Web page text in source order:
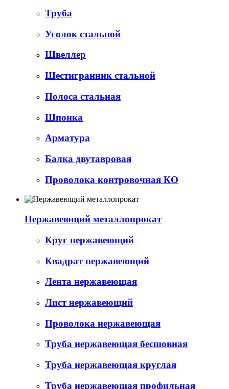
Труба
Уголок стальной
Швеллер
Шестигранник стальной
Полоса стальная
Шпонка
Арматура
Балка двутавровая
Проволока контровочная КО
Нержавеющий металлопрокат
Круг нержавеющий
Квадрат нержавеющий
Лента нержавеющая
Лист нержавеющий
Проволока нержавеющая
Труба нержавеющая бесшовная
Труба нержавеющая круглая
Труба нержавеющая профильная